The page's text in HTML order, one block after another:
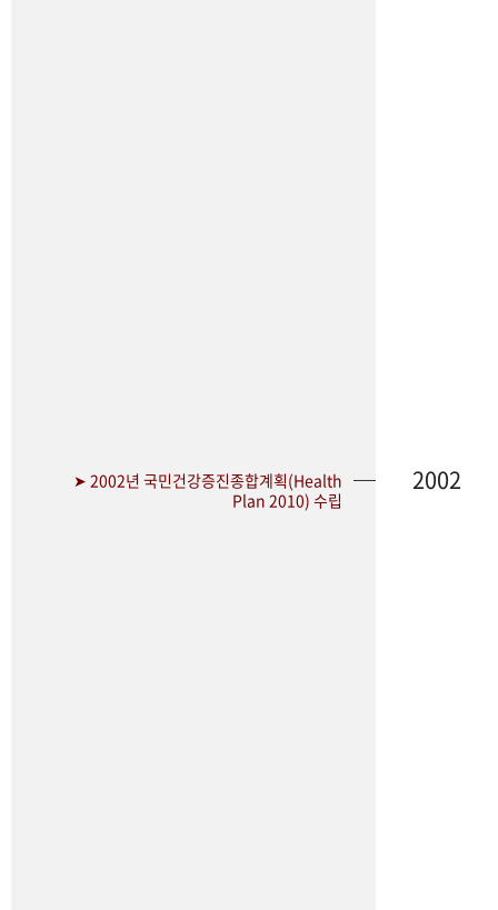
➤ 2002년 국민건강증진종합계획(Health
Plan 2010) 수립
2002